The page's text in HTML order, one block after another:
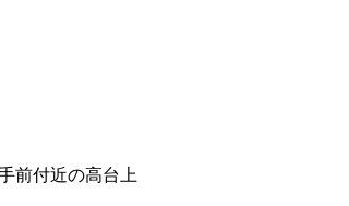
前付近の高台上